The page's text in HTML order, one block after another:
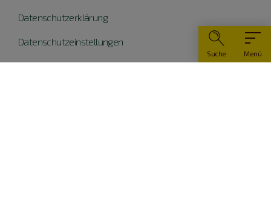
Menü
Suche
Datenschutzerklärung
Datenschutzeinstellungen
Widerruf erklären